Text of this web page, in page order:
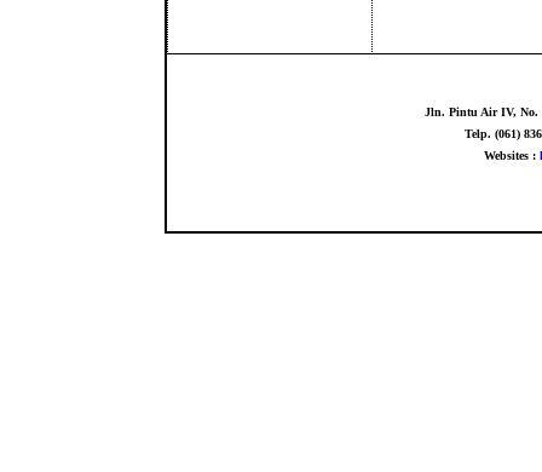
Jln. Pintu Air IV, No.
Telp. (061)
Websites :